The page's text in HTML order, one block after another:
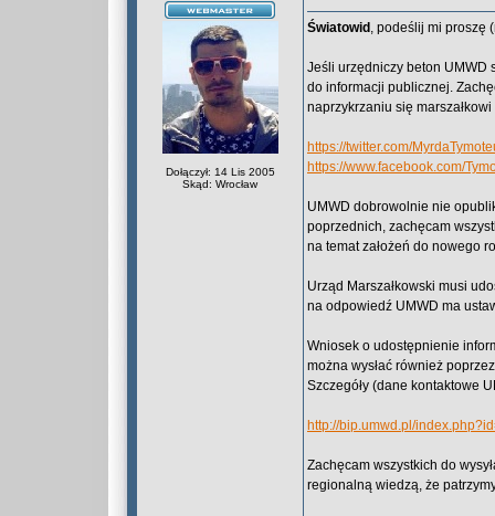
Dołączył: 14 Lis 2005
Skąd: Wrocław
Światowid , podeślij mi proszę
Jeśli urzędniczy beton UMWD
do informacji publicznej.
naprzykrzaniu się
https://twitter.com/
https://www.facebook.com/
UMWD dobrowolnie nie
poprzednich, zachęcam
na temat założeń do nowego
Urząd Marszałkowski musi
na odpowiedź UMWD ma
Wniosek o udostępnienie
można wysłać również
Szczegóły (dane kontaktowe
http://bip.umwd.pl/
Zachęcam wszystkich do
regionalną wiedzą, że